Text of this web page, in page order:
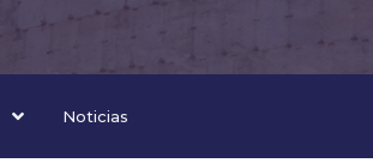
Noticias